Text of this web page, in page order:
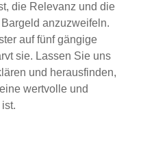
die Relevanz und die
anzuzweifeln.
auf fünf gängige
sie. Lassen Sie uns
und herausfinden,
wertvolle und